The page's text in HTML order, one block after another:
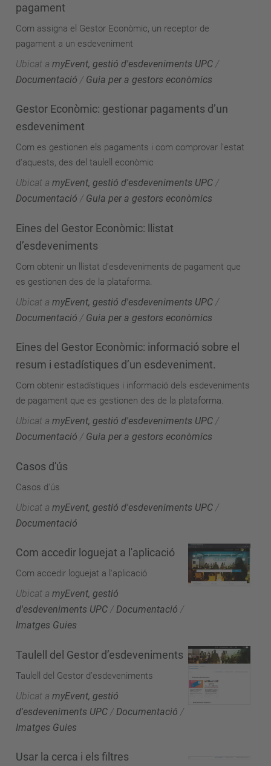
pagament
Com assigna el Gestor Econòmic, un receptor de
pagament a un esdeveniment
Ubicat a myEvent, gestió d'esdeveniments UPC /
Documentació / Guia per a gestors econòmics
Gestor Econòmic: gestionar pagaments d’un
esdeveniment
Com es gestionen els pagaments i com comprovar l'estat
d'aquests, des del taulell econòmic
Ubicat a myEvent, gestió d'esdeveniments UPC /
Documentació / Guia per a gestors econòmics
Eines del Gestor Econòmic: llistat
d’esdeveniments
Com obtenir un llistat d'esdeveniments de pagament que
es gestionen des de la plataforma.
Ubicat a myEvent, gestió d'esdeveniments UPC /
Documentació / Guia per a gestors econòmics
Eines del Gestor Econòmic: informació sobre el
resum i estadístiques d’un esdeveniment.
Com obtenir estadístiques i informació dels esdeveniments
de pagament que es gestionen des de la plataforma.
Ubicat a myEvent, gestió d'esdeveniments UPC /
Documentació / Guia per a gestors econòmics
Casos d'ús
Casos d'ús
Ubicat a myEvent, gestió d'esdeveniments UPC /
Documentació
Com accedir loguejat a l'aplicació
Com accedir loguejat a l'aplicació
Ubicat a myEvent, gestió
d'esdeveniments UPC /Documentació /
Imatges Guies
Taulell del Gestor d’esdeveniments
Taulell del Gestor d’esdeveniments
Ubicat a myEvent, gestió
d'esdeveniments UPC / Documentació /
Imatges Guies
Usar la cerca i els filtres